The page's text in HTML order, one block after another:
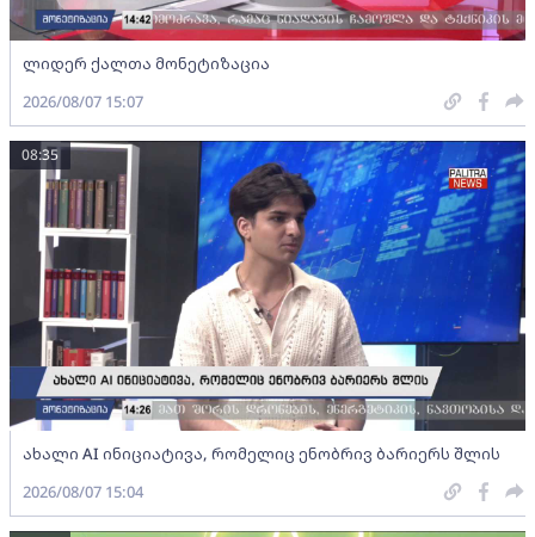
ლიდერ ქალთა მონეტიზაცია
2026/08/07 15:07
ახალი AI ინიციატივა, რომელიც ენობრივ ბარიერს შლის
08:35
2026/08/07 15:04